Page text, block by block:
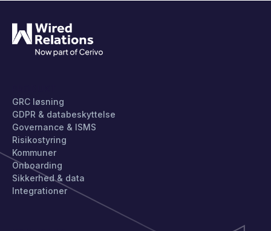
GRC løsning
GDPR & databeskyttelse
Governance & ISMS
Risikostyring
Kommuner
Onboarding
Sikkerhed & data
Integrationer